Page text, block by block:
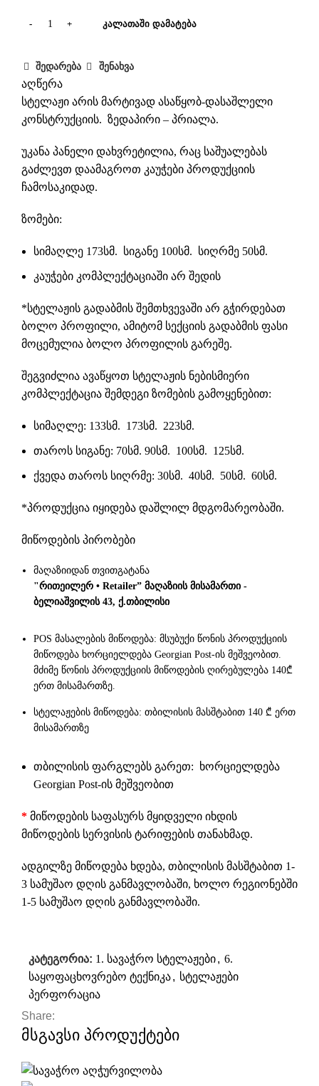
ᲙᲐᲚᲐᲗᲐᲨᲘ ᲓᲐᲛᲐᲢᲔᲑᲐ
შედარება შენახვა
აღწერა
სტელაჟი არის მარტივად ასაწყობ-დასაშლელი
კონსტრუქციის. ზედაპირი – პრიალა.
უკანა პანელი დახვრეტილია, რაც საშუალებას
გაძლევთ დაამაგროთ კაუჭები პროდუქციის
ჩამოსაკიდად.
ზომები:
სიმაღლე 173სმ. სიგანე 100სმ. სიღრმე 50სმ.
კაუჭები კომპლექტაციაში არ შედის
*სტელაჟის გადაბმის შემთხვევაში არ გჭირდებათ
ბოლო პროფილი, ამიტომ სექციის გადაბმის ფასი
მოცემულია ბოლო პროფილის გარეშე.
შეგვიძლია ავაწყოთ სტელაჟის ნებისმიერი
კომპლექტაცია შემდეგი ზომების გამოყენებით:
სიმაღლე: 133სმ. 173სმ. 223სმ.
თაროს სიგანე: 70სმ. 90სმ. 100სმ. 125სმ.
ქვედა თაროს სიღრმე: 30სმ. 40სმ. 50სმ. 60სმ.
*პროდუქცია იყიდება დაშლილ მდგომარეობაში.
მიწოდების პირობები
მაღაზიიდან თვითგატანა
"რითეილერ • Retailer” მაღაზიის მისამართი -
ბელიაშვილის 43, ქ.თბილისი
POS მასალების მიწოდება: მსუბუქი წონის პროდუქციის
მიწოდება ხორციელდება Georgian Post-ის მეშვეობით.
მძიმე წონის პროდუქციის მიწოდების ღირებულება 140₾
ერთ მისამართზე.
სტელაჟების მიწოდება: თბილისის მასშტაბით 140 ₾ ერთ
მისამართზე
თბილისის ფარგლებს გარეთ: ხორციელდება
Georgian Post-ის მეშვეობით
* მიწოდების საფასურს მყიდველი იხდის
მიწოდების სერვისის ტარიფების თანახმად.
ადგილზე მიწოდება ხდება, თბილისის მასშტაბით 1-
3 სამუშაო დღის განმავლობაში, ხოლო რეგიონებში
1-5 სამუშაო დღის განმავლობაში.
კატეგორია: 1. სავაჭრო სტელაჟები, 6.
საყოფაცხოვრებო ტექნიკა, სტელაჟები
პერფორაცია
Share:
მსგავსი პროდუქტები